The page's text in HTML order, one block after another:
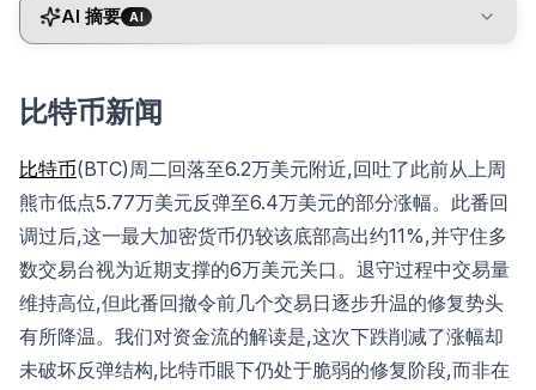
AI 摘要 AI
比特币新闻
比特币(BTC)周二回落至6.2万美元附近,回吐了此前从上周
熊市低点5.77万美元反弹至6.4万美元的部分涨幅。此番回
调过后,这一最大加密货币仍较该底部高出约11%,并守住多
数交易台视为近期支撑的6万美元关口。退守过程中交易量
维持高位,但此番回撤令前几个交易日逐步升温的修复势头
有所降温。我们对资金流的解读是,这次下跌削减了涨幅却
未破坏反弹结构,比特币眼下仍处于脆弱的修复阶段,而非在